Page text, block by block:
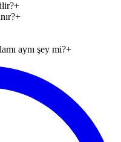
+
+
aynı şey mi?+